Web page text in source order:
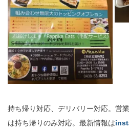
持ち帰り対応、デリバリー対応。営
は持ち帰りのみ対応。最新情報は